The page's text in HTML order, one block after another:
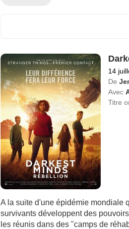
14
De
Avec
Titre
A la suite d'une épidémie mondiale
survivants développent des
les réunis dans des "camps de